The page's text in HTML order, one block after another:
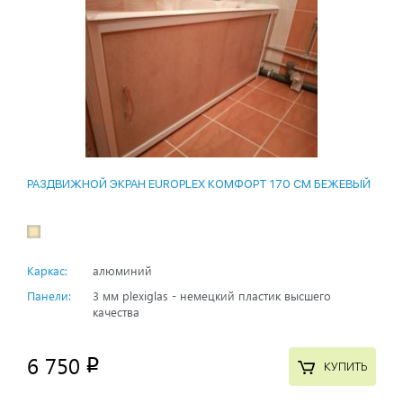
РАЗДВИЖНОЙ ЭКРАН EUROPLEX КОМФОРТ 170 СМ БЕЖЕВЫЙ
Каркас:
алюминий
Панели:
3 мм plexiglas - немецкий пластик высшего
качества
6 750 p КУПИТЬ